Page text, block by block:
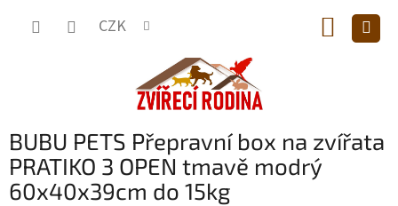
CZK
KOŠÍK
BUBU PETS Přepravní box na zvířata
PRATIKO 3 OPEN tmavě modrý
60x40x39cm do 15kg